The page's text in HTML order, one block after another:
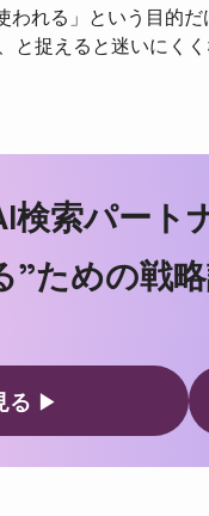
われる」という目的
捉えると迷いにくく
検索パート
”ための戦
る ▶